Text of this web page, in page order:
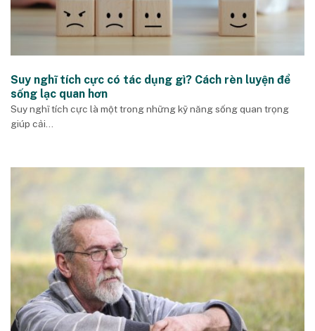
Suy nghĩ tích cực có tác dụng gì? Cách rèn luyện để
sống lạc quan hơn
Suy nghĩ tích cực là một trong những kỹ năng sống quan trọng
giúp cải...